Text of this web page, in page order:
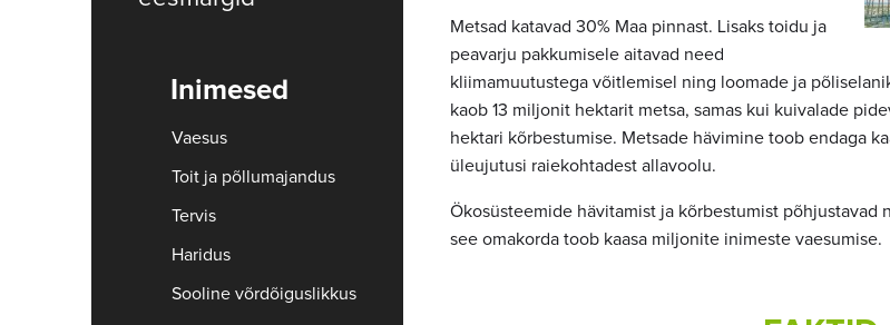
Inimesed
Vaesus
Toit ja põllumajandus
Tervis
Haridus
Sooline võrdõiguslikkus
Metsad katavad 30% Maa pinnast. Lisaks toidu ja
peavarju pakkumisele aitavad need
kliimamuutustega võitlemisel ning loomade ja
kaob 13 miljonit hektarit metsa, samas kui kuivalade
hektari kõrbestumise. Metsade hävimine toob endaga
üleujutusi raiekohtadest allavoolu.
Ökosüsteemide hävitamist ja kõrbestumist põhjustavad
see omakorda toob kaasa miljonite inimeste vaesumise.